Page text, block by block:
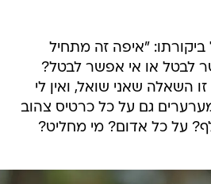
"איפה זה מתחיל
לבטל או אי אפשר לבטל?
השאלה שאני שואל, ואין לי
גם על כל כרטיס צהוב
על כל אדום? מי מחליט?